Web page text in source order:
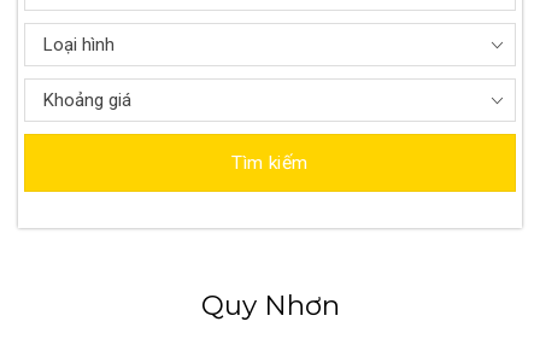
Loại hình
Khoảng giá
Tìm kiếm
Quy Nhơn